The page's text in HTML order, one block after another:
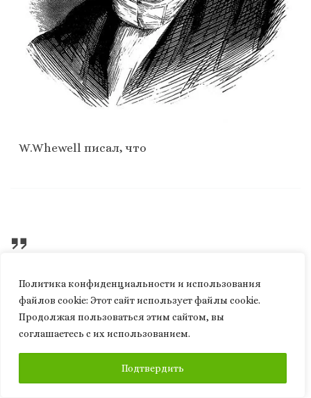
Политика конфиденциальности и использования
файлов сookie: Этот сайт использует файлы cookie.
Продолжая пользоваться этим сайтом, вы
соглашаетесь с их использованием.
Подтвердить
W.Whewell писал, что
«…в каждом акте знания имеется два
противоположных элемента, которые
мы можем назвать Идеями и
Восприятиями»